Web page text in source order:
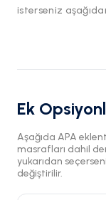
isterseniz
Ek
Aşağıda APA
masrafları dahil
yukarıdan
değiştirilir.